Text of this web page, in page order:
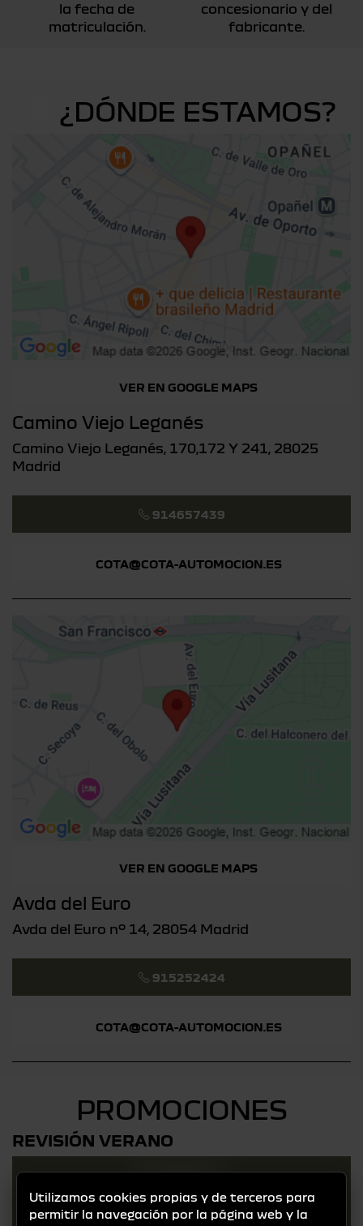
la fecha de
matriculación.
concesionario y del
fabricante.
¿DÓNDE ESTAMOS?
VER EN GOOGLE MAPS
Camino Viejo Leganés
Camino Viejo Leganés, 170,172 Y 241, 28025
Madrid
914657439
COTA@COTA-AUTOMOCION.ES
VER EN GOOGLE MAPS
Avda del Euro
Avda del Euro nº 14, 28054 Madrid
915252424
COTA@COTA-AUTOMOCION.ES
PROMOCIONES
REVISIÓN VERANO
Utilizamos cookies propias y de terceros para
permitir la navegación por la página web y la